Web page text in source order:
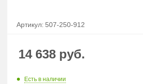
Артикул: 507-250-912
14 638 руб.
Есть в наличии